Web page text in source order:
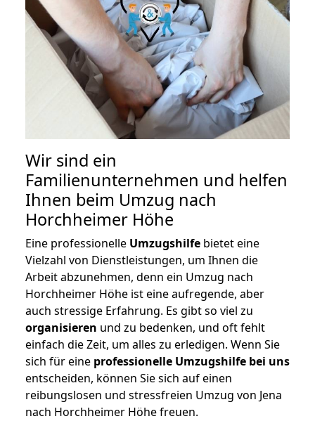
Wir sind ein
Familienunternehmen und helfen
Ihnen beim Umzug nach
Horchheimer Höhe
Eine professionelle Umzugshilfe bietet eine
Vielzahl von Dienstleistungen, um Ihnen die
Arbeit abzunehmen, denn ein Umzug nach
Horchheimer Höhe ist eine aufregende, aber
auch stressige Erfahrung. Es gibt so viel zu
organisieren und zu bedenken, und oft fehlt
einfach die Zeit, um alles zu erledigen. Wenn Sie
sich für eine professionelle Umzugshilfe bei uns
entscheiden, können Sie sich auf einen
reibungslosen und stressfreien Umzug von Jena
nach Horchheimer Höhe freuen.